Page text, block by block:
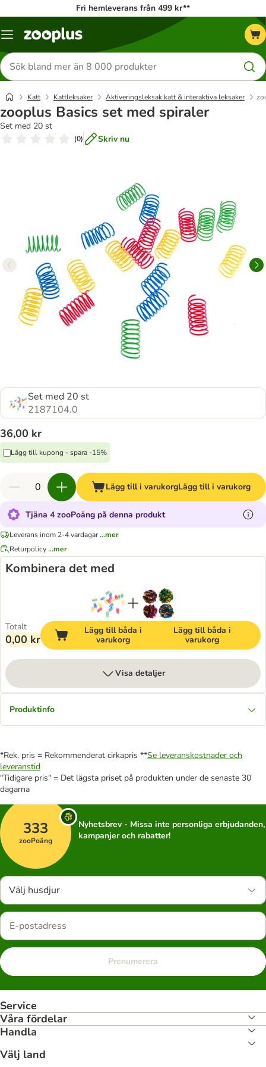
Fri hemleverans från 499 kr**
Katalogmeny
Sök
efter
produkter
Katt Kattleksaker Aktiveringsleksak katt & interaktiva leksaker
zooplus Basics set med spiraler
Set med 20 st
(0) Skriv nu
Set med 20 st
2187104.0
36,00 kr
Lägg till kupong - spara -15%
Lägg till i varukorgLägg till i varukorg
Tjäna 4 zooPoäng på denna produkt
Leverans inom 2-4 vardagar...mer
Returpolicy...mer
Kombinera det med
Totalt
0,00 kr
Lägg till båda i
varukorg
Lägg till båda i
varukorg
Visa detaljer
Produktinfo
*Rek. pris = Rekommenderat cirkapris **Se leveranskostnader och
leveranstid
"Tidigare pris" = Det lägsta priset på produkten under de senaste 30
dagarna
333
zooPoäng
Nyhetsbrev - Missa inte personliga erbjudanden,
kampanjer och rabatter!
Välj husdjur
Prenumerera
Service
Våra fördelar
Handla
Välj land